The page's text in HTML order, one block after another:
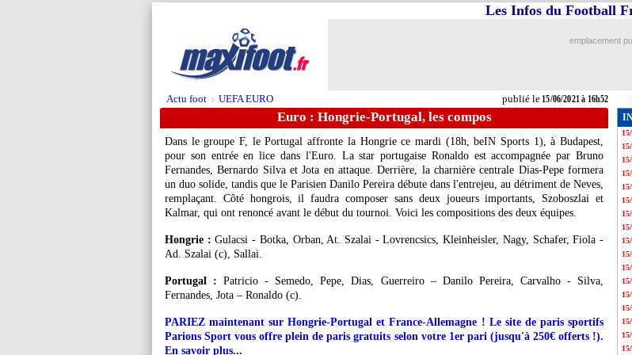
Actu foot > UEFA EURO publié le15/06/2021 à 16h52
Les Infos du Football
emplacement
Euro : Hongrie-Portugal, les compos
Dans le groupe F, le Portugal affronte la Hongrie ce mardi (18h, beIN Sports 1), à Budapest,
pour son entrée en lice dans l'Euro. La star portugaise Ronaldo est accompagnée par Bruno
Fernandes, Bernardo Silva et Jota en attaque. Derrière, la charnière centrale Dias-Pepe formera
un duo solide, tandis que le Parisien Danilo Pereira débute dans l'entrejeu, au détriment de Neves,
remplaçant. Côté hongrois, il faudra composer sans deux joueurs importants, Szoboszlai et
Kalmar, qui ont renoncé avant le début du tournoi. Voici les compositions des deux équipes.
Hongrie :Gulacsi - Botka, Orban, At. Szalai - Lovrencsics, Kleinheisler, Nagy, Schafer, Fiola -
Ad. Szalai (c), Sallai.
Portugal :Patricio - Semedo, Pepe, Dias, Guerreiro – Danilo Pereira, Carvalho - Silva,
Fernandes, Jota – Ronaldo (c).
PARIEZ maintenant sur Hongrie-Portugal et France-Allemagne ! Le site de paris sportifs
Parions Sport vous offre plein de paris gratuits selon votre 1er pari (jusqu'à 250€ offerts !).
En savoir plus...